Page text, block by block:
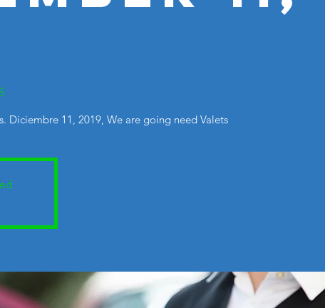
Diciembre 11, 2019, We are going need Valets